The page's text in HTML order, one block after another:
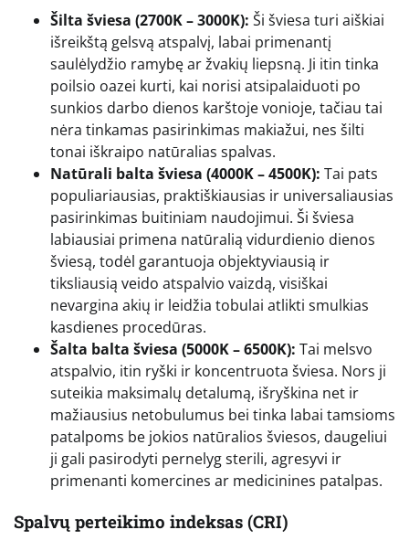
Šilta šviesa (2700K – 3000K): Ši šviesa turi aiškiai
išreikštą gelsvą atspalvį, labai primenantį
saulėlydžio ramybę ar žvakių liepsną. Ji itin tinka
poilsio oazei kurti, kai norisi atsipalaiduoti po
sunkios darbo dienos karštoje vonioje, tačiau tai
nėra tinkamas pasirinkimas makiažui, nes šilti
tonai iškraipo natūralias spalvas.
Natūrali balta šviesa (4000K – 4500K): Tai pats
populiariausias, praktiškiausias ir universaliausias
pasirinkimas buitiniam naudojimui. Ši šviesa
labiausiai primena natūralią vidurdienio dienos
šviesą, todėl garantuoja objektyviausią ir
tiksliausią veido atspalvio vaizdą, visiškai
nevargina akių ir leidžia tobulai atlikti smulkias
kasdienes procedūras.
Šalta balta šviesa (5000K – 6500K): Tai melsvo
atspalvio, itin ryški ir koncentruota šviesa. Nors ji
suteikia maksimalų detalumą, išryškina net ir
mažiausius netobulumus bei tinka labai tamsioms
patalpoms be jokios natūralios šviesos, daugeliui
ji gali pasirodyti pernelyg sterili, agresyvi ir
primenanti komercines ar medicinines patalpas.
Spalvų perteikimo indeksas (CRI)